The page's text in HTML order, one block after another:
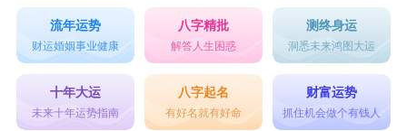
才能充满信心地迎接明天。
26、总有无悔和后悔，总会无奈和不舍，总有简单
和复杂，总有感慨和冷淡，总有难忘和想忘，生活
却仍要向上，梦想依旧要奔忙，愿2023幸福相伴，
流年运势
财运婚姻事业健康
八字精批
解答人生困惑
测终身运
洞悉未来鸿图大运
十年大运
未来十年运势指南
八字起名
有好名就有好命
财富运势
抓住机会做个有钱人